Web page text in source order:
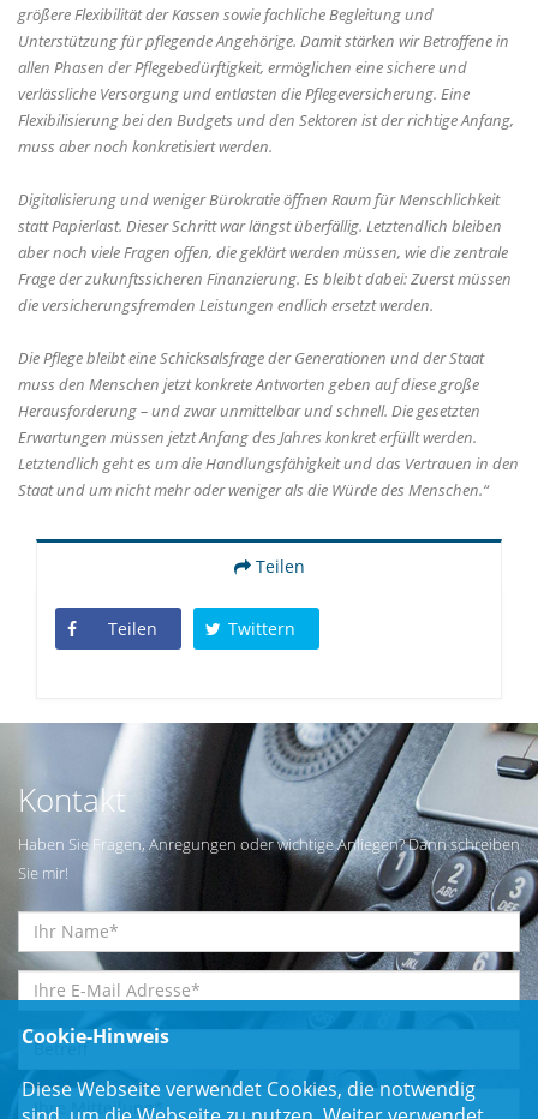
größere Flexibilität der Kassen sowie fachliche Begleitung und
Unterstützung für pflegende Angehörige. Damit stärken wir Betroffene in
allen Phasen der Pflegebedürftigkeit, ermöglichen eine sichere und
verlässliche Versorgung und entlasten die Pflegeversicherung. Eine
Flexibilisierung bei den Budgets und den Sektoren ist der richtige Anfang,
muss aber noch konkretisiert werden.
Digitalisierung und weniger Bürokratie öffnen Raum für Menschlichkeit
statt Papierlast. Dieser Schritt war längst überfällig. Letztendlich bleiben
aber noch viele Fragen offen, die geklärt werden müssen, wie die zentrale
Frage der zukunftssicheren Finanzierung. Es bleibt dabei: Zuerst müssen
die versicherungsfremden Leistungen endlich ersetzt werden.
Die Pflege bleibt eine Schicksalsfrage der Generationen und der Staat
muss den Menschen jetzt konkrete Antworten geben auf diese große
Herausforderung – und zwar unmittelbar und schnell. Die gesetzten
Erwartungen müssen jetzt Anfang des Jahres konkret erfüllt werden.
Letztendlich geht es um die Handlungsfähigkeit und das Vertrauen in den
Staat und um nicht mehr oder weniger als die Würde des Menschen.“
Teilen
Teilen Twittern
Kontakt
Haben Sie Fragen, Anregungen oder wichtige Anliegen? Dann schreiben
Sie mir!
Cookie-Hinweis
Diese Webseite verwendet Cookies, die notwendig